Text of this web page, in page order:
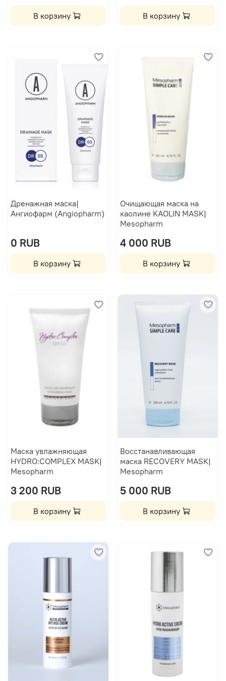
В корзину В корзину
Дренажная маска|
Ангиофарм (Angiopharm)
0 RUB
В корзину
Очищающая маска на
каолине KAOLIN MASK|
Mesopharm
4 000 RUB
В корзину
Маска увлажняющая
HYDRO:COMPLEX MASK|
Mesopharm
3 200 RUB
В корзину
Восстанавливающая
маска RECOVERY MASK|
Mesopharm
5 000 RUB
В корзину